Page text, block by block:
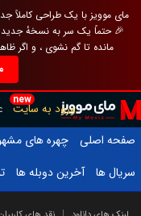
مای موویز با یک طراحی کاملاً
🎉 حتماً یک سر به نسخهٔ
مانده تا گم نشوی ، و اگر
new
ورود به سایت
صفحه اصلی
چهره های
سریال ها
آخرین دوبله ها